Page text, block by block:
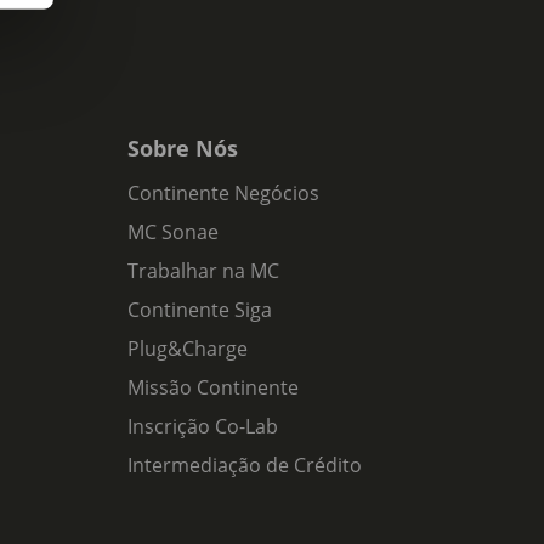
Sobre Nós
Continente Negócios
MC Sonae
Trabalhar na MC
Continente Siga
Plug&Charge
Missão Continente
Inscrição Co-Lab
Intermediação de Crédito